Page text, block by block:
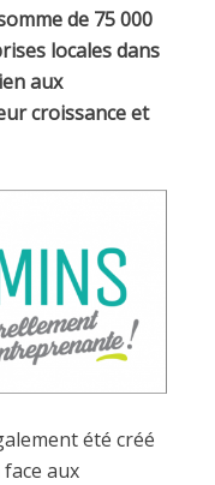
de 75 000
locales dans
aux
croissance et
été créé
aux